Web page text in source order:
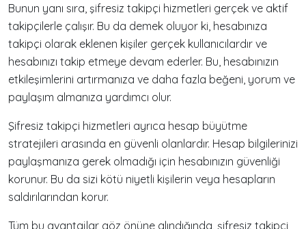
Bunun yanı sıra, şifresiz takipçi hizmetleri gerçek ve aktif
takipçilerle çalışır. Bu da demek oluyor ki, hesabınıza
takipçi olarak eklenen kişiler gerçek kullanıcılardır ve
hesabınızı takip etmeye devam ederler. Bu, hesabınızın
etkileşimlerini artırmanıza ve daha fazla beğeni, yorum ve
paylaşım almanıza yardımcı olur.
Şifresiz takipçi hizmetleri ayrıca hesap büyütme
stratejileri arasında en güvenli olanlardır. Hesap bilgilerinizi
paylaşmanıza gerek olmadığı için hesabınızın güvenliği
korunur. Bu da sizi kötü niyetli kişilerin veya hesapların
saldırılarından korur.
Tüm bu avantajlar göz önüne alındığında, şifresiz takipçi